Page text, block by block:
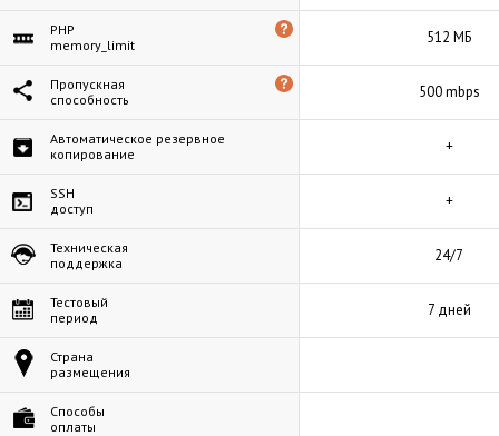
PHP
memory_limit
512 МБ
Пропускная
способность
500 mbps
Автоматическое резервное
копирование
+
SSH
доступ
+
Техническая
поддержка
24/7
Тестовый
период
7 дней
Страна
размещения
Способы
оплаты